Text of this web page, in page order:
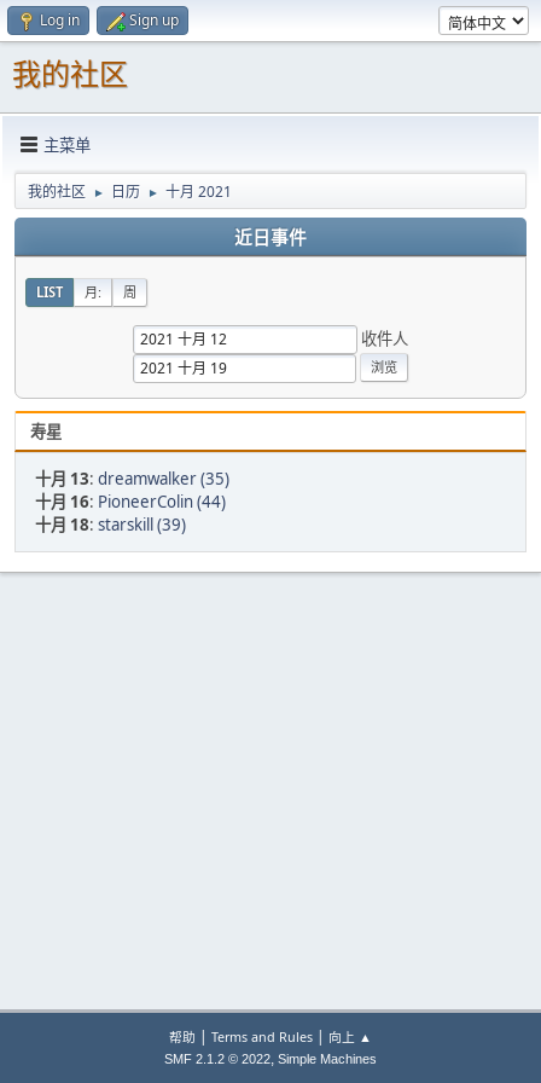
Log in Sign up
我的社区
主菜单
我的社区 ► 日历 ► 十月 2021
近日事件
LIST 月: 周
收件人
寿星
十月 13: dreamwalker (35)
十月 16: PioneerColin (44)
十月 18: starskill (39)
帮助 | Terms and Rules | 向上 ▲
SMF 2.1.2 © 2022, Simple Machines